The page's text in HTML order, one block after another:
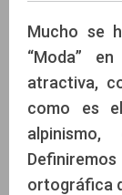
Rodrigo
Mucho se
“Moda”
atractiva,
como es
ortográfica